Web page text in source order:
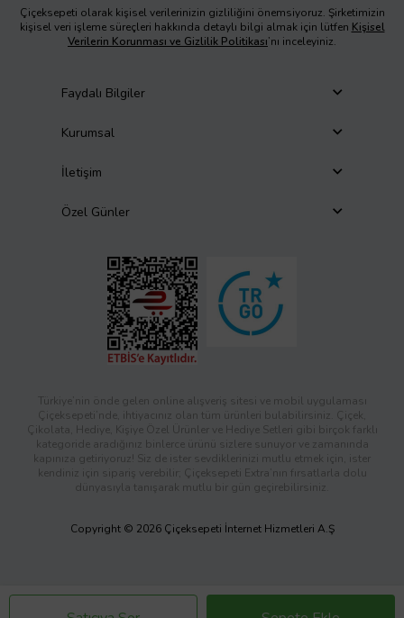
Çiçeksepeti olarak kişisel verilerinizin gizliliğini önemsiyoruz. Şirketimizin
kişisel veri işleme süreçleri hakkında detaylı bilgi almak için lütfen Kişisel
Verilerin Korunması ve Gizlilik Politikası’nı inceleyiniz.
Faydalı Bilgiler
Kurumsal
İletişim
Özel Günler
Türkiye’nin önde gelen online alışveriş sitesi ve mobil uygulaması
Çiçeksepeti’nde, ihtiyacınız olan tüm ürünleri bulabilirsiniz. Çiçek,
Çikolata, Hediye, Kişiye Özel Ürünler ve Hediye Setleri gibi birçok farklı
kategoride aradığınız binlerce ürünü sizlere sunuyor ve zamanında
kapınıza getiriyoruz! Siz de ister sevdiklerinizi mutlu etmek için, ister
kendiniz için sipariş verebilir; Çiçeksepeti Extra’nın fırsatlarla dolu
dünyasıyla tanışarak mutlu bir gün geçirebilirsiniz.
Copyright © 2026 Çiçeksepeti İnternet Hizmetleri A.Ş